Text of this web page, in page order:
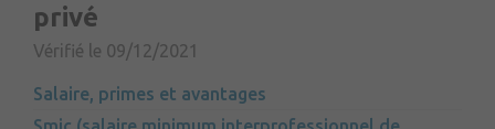
privé
Vérifié le 09/12/2021
Salaire, primes et avantages